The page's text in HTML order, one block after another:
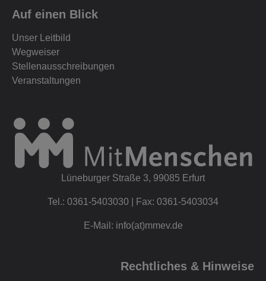
Auf einen Blick
Unser Leitbild
Wegweiser
Stellenausschreibungen
Veranstaltungen
Lüneburger Straße 3, 99085 Erfurt
Tel.: 0361-5403030 | Fax: 0361-5403034
E-Mail: info(at)mmev.de
Rechtliches & Hinweise